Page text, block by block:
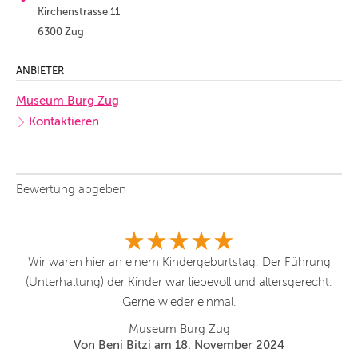
Kirchenstrasse 11
6300 Zug
ANBIETER
Museum Burg Zug
Kontaktieren
Bewertung abgeben
Wir waren hier an einem Kindergeburtstag. Der Führung
(Unterhaltung) der Kinder war liebevoll und altersgerecht.
Gerne wieder einmal.
Museum Burg Zug
Von Beni Bitzi am 18. November 2024